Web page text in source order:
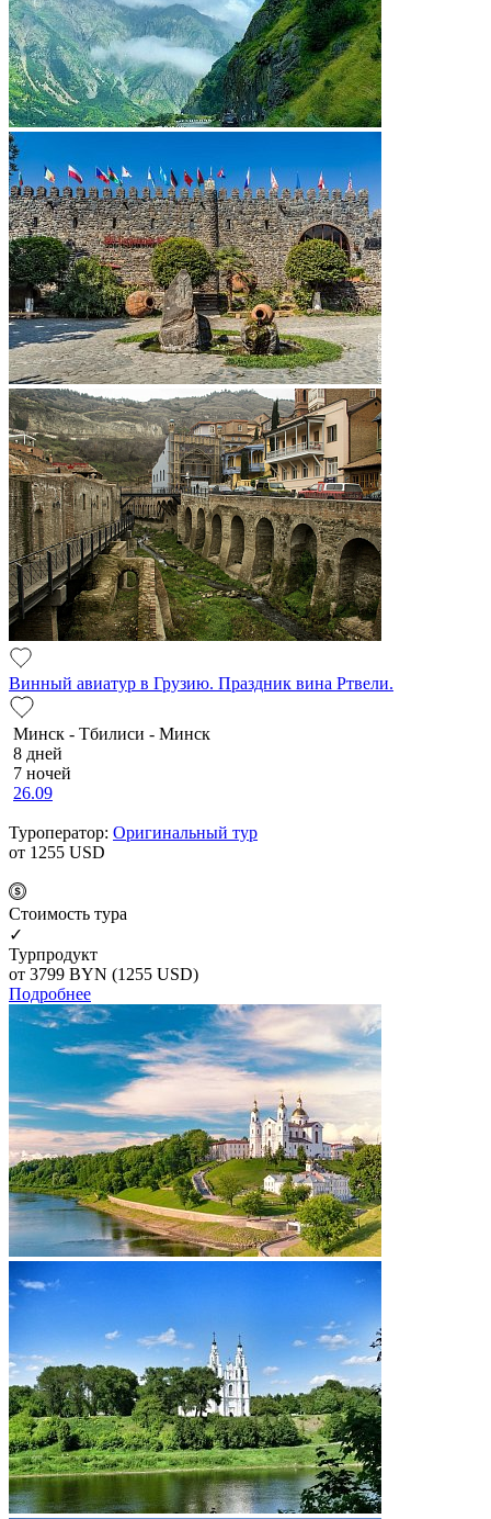
Винный авиатур в Грузию. Праздник вина Ртвели.
Минск - Тбилиси - Минск
8 дней
7 ночей
26.09
Туроператор: Оригинальный тур
от 1255 USD
Cтоимость тура
✓
Турпродукт
от 3799 BYN (1255 USD)
Подробнее